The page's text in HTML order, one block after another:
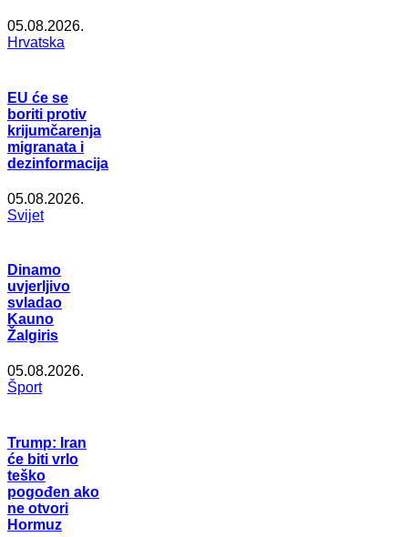
05.08.2026.
Hrvatska
EU će se
boriti protiv
krijumčarenja
migranata i
dezinformacija
05.08.2026.
Svijet
Dinamo
uvjerljivo
svladao
Kauno
Žalgiris
05.08.2026.
Šport
Trump: Iran
će biti vrlo
teško
pogođen ako
ne otvori
Hormuz